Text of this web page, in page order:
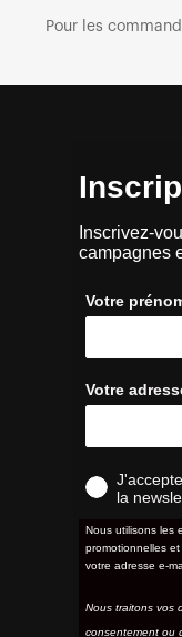
Pour les
Inscrivez-
campagnes
Votre
Votre
la
Nous utilisons les
promotionnelles
votre adresse e-
Nous traitons vos
consentement ou